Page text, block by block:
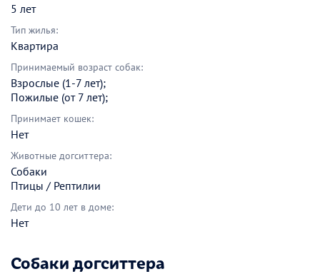
5 лет
Тип жилья:
Квартира
Принимаемый возраст собак:
Взрослые (1-7 лет);
Пожилые (от 7 лет);
Принимает кошек:
Нет
Животные догситтера:
Собаки
Птицы / Рептилии
Дети до 10 лет в доме:
Нет
Собаки догситтера